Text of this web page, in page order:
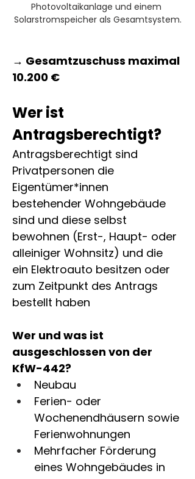
Photovoltaikanlage und einem
Solarstromspeicher als Gesamtsystem.
→ Gesamtzuschuss maximal
10.200 €
Wer ist
Antragsberechtigt?
Antragsberechtigt sind
Privatpersonen die
Eigentümer*innen
bestehender Wohngebäude
sind und diese selbst
bewohnen (Erst-, Haupt- oder
alleiniger Wohnsitz) und die
ein Elektroauto besitzen oder
zum Zeitpunkt des Antrags
bestellt haben
Wer und was ist
ausgeschlossen von der
KfW-442?
Neubau
Ferien- oder
Wochenendhäusern sowie
Ferienwohnungen
Mehrfacher Förderung
eines Wohngebäudes in